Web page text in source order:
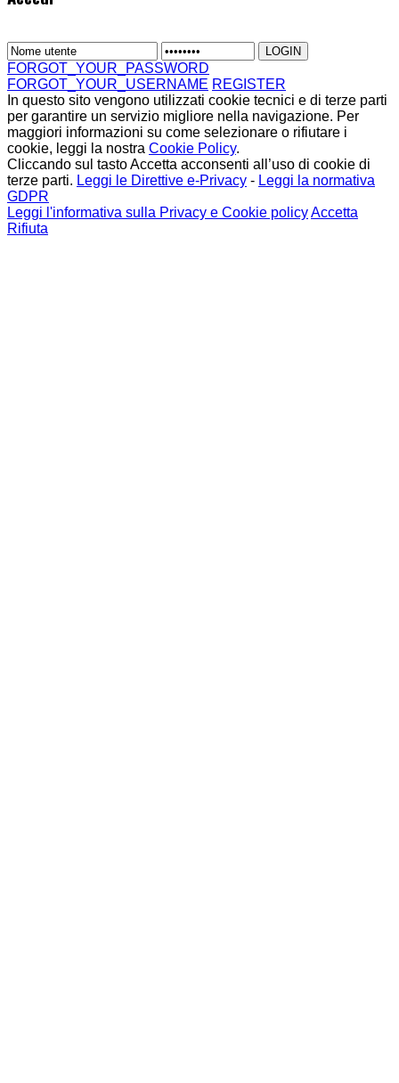
FORGOT_YOUR_PASSWORD
FORGOT_YOUR_USERNAME REGISTER
In questo sito vengono utilizzati cookie tecnici e di terze parti
per garantire un servizio migliore nella navigazione. Per
maggiori informazioni su come selezionare o rifiutare i
cookie, leggi la nostra Cookie Policy.
Cliccando sul tasto Accetta acconsenti all’uso di cookie di
terze parti. Leggi le Direttive e-Privacy - Leggi la normativa
GDPR
Leggi l'informativa sulla Privacy e Cookie policyAccetta
Rifiuta